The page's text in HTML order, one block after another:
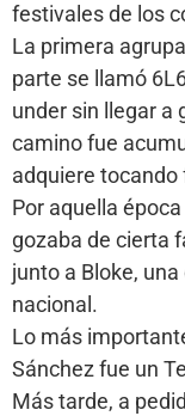
festivales de los
La primera
parte se llamó
under sin llegar a
camino fue
adquiere
Por aquella
gozaba de cierta
junto a Bloke,
nacional.
Lo más
Sánchez fue un
Más tarde, a